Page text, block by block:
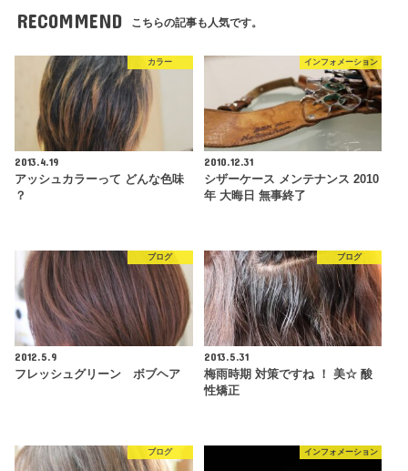
RECOMMEND こちらの記事も人気です。
カラー
2013.4.19
アッシュカラーって どんな色味
？
インフォメーション
2010.12.31
シザーケース メンテナンス 2010
年 大晦日 無事終了
ブログ
2012.5.9
フレッシュグリーン ボブヘア
ブログ
2013.5.31
梅雨時期 対策ですね ！ 美☆ 酸
性矯正
ブログ インフォメーション